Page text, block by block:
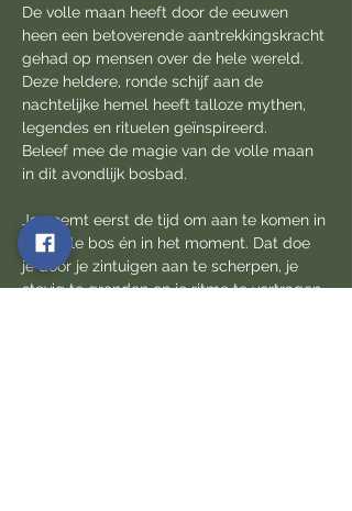
De volle maan heeft door de eeuwen
heen een betoverende aantrekkingskracht
gehad op mensen over de hele wereld.
Deze heldere, ronde schijf aan de
nachtelijke hemel heeft talloze mythen,
legendes en rituelen geïnspireerd.
Beleef mee de magie van de volle maan
in dit avondlijk bosbad.
Je neemt eerst de tijd om aan te komen in
het stille bos én in het moment. Dat doe
je door je zintuigen aan te scherpen, je
stevig te gronden en je ritme te vertragen.